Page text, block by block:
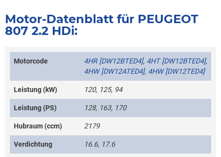
Motor-Datenblatt für PEUGEOT
807 2.2 HDi:
Motorcode 4HR [DW12BTED4], 4HT [DW12BTED4],
4HW [DW12ATED4], 4HW [DW12TED4]
Leistung (kW) 120, 125, 94
Leistung (PS) 128, 163, 170
Hubraum (ccm) 2179
Verdichtung 16.6, 17.6